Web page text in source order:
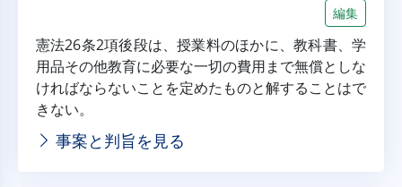
編集
憲法26条2項後段は、授業料のほかに、教科書、学
用品その他教育に必要な一切の費用まで無償としな
ければならないことを定めたものと解することはで
きない。
事案と判旨を見る